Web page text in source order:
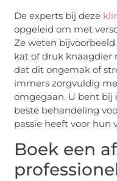
De experts bij deze
opgeleid om met
Ze weten
kat of druk knaagdier
dat dit ongemak of
immers zorgvuldig
omgegaan. U bent bij
beste behandeling
passie heeft voor hun
Boek een